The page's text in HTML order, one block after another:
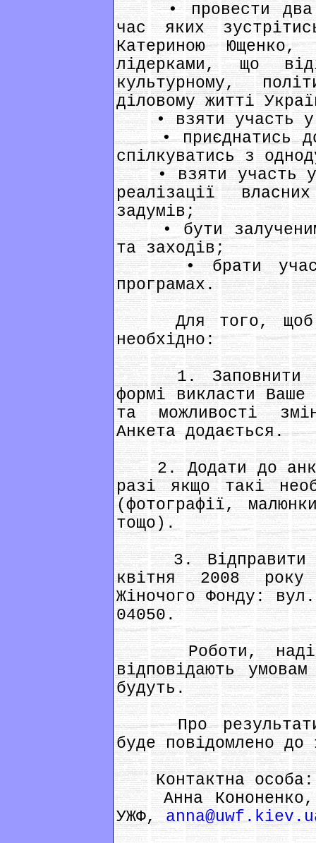
• провести два
час яких
Катериною Ющенко,
лідерками, що
культурному,
діловому житті
• взяти участь у
• приєднатись до
спілкуватись з
• взяти участь у
реалізації
задумів;
• бути
та заходів;
• брати участь
програмах.
Для того, щоб
необхідно:
1. Заповнити
формі викласти Ваше
та можливості
Анкета додається.
2. Додати до
разі якщо такі
(фотографії,
тощо).
3. Відправити
квітня 2008 року
Жіночого Фонду:
04050.
Роботи,
відповідають
будуть.
Про результати
буде повідомлено
Контактна особа:
Анна Кононенко,
УЖФ,